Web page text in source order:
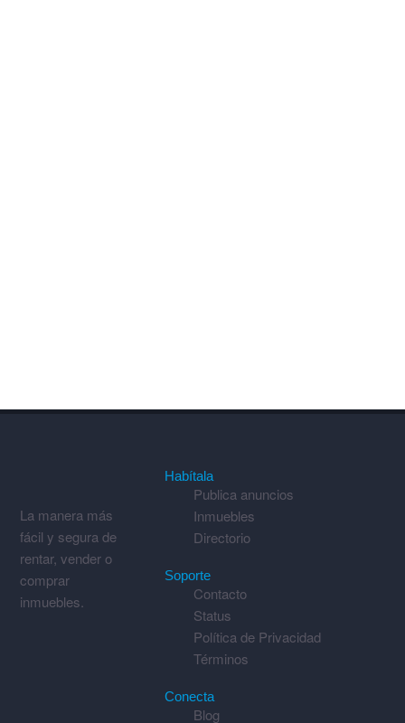
La manera más
fácil y segura de
rentar, vender o
comprar
inmuebles.
Habítala
Publica anuncios
Inmuebles
Directorio
Soporte
Contacto
Status
Política de Privacidad
Términos
Conecta
Blog